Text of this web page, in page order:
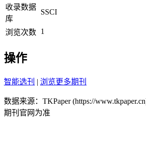
收录数据
库
SSCI
浏览次数 1
操作
智能选刊 | 浏览更多期刊
数据来源：TKPaper (https://
期刊官网为准